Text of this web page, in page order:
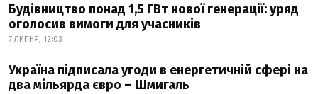
Будівництво понад 1,5 ГВт нової генерації: уряд
оголосив вимоги для учасників
7 ЛИПНЯ, 12:03
Україна підписала угоди в енергетичній сфері на
два мільярда євро – Шмигаль